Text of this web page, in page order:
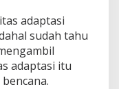
adaptasi
sudah tahu
adaptasi itu